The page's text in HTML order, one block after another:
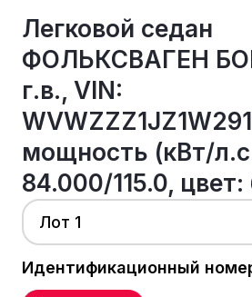
Легковой седан
ФОЛЬКСВАГЕН
г.в., VIN:
мощность (кВт/
84.000/115.0,
Лот 1
Идентификационный